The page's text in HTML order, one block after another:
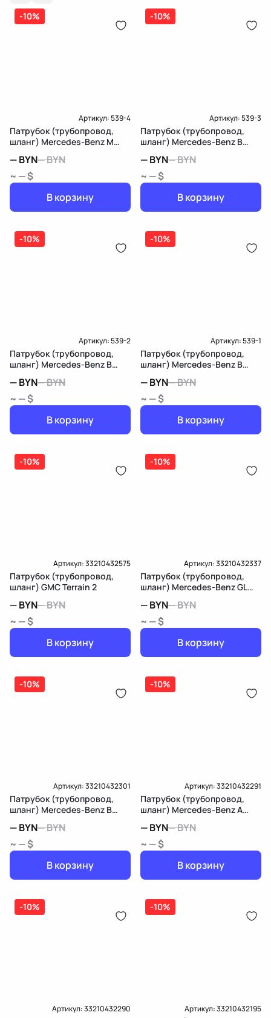
-10%
Артикул:539-4
Патрубок (трубопровод,
шланг) Mercedes-Benz M
—BYN—BYN
~ — $
В корзину
-10%
Артикул:539-3
Патрубок (трубопровод,
шланг) Mercedes-Benz B
—BYN—BYN
~ — $
В корзину
-10%
Артикул:539-2
Патрубок (трубопровод,
шланг) Mercedes-Benz B
—BYN—BYN
~ — $
В корзину
-10%
Артикул:539-1
Патрубок (трубопровод,
шланг) Mercedes-Benz B
—BYN—BYN
~ — $
В корзину
-10%
Артикул:33210432575
Патрубок (трубопровод,
шланг) GMC Terrain 2
—BYN—BYN
~ — $
В корзину
-10%
Артикул:33210432337
Патрубок (трубопровод,
шланг) Mercedes-Benz GL
—BYN—BYN
~ — $
В корзину
-10%
Артикул:33210432301
Патрубок (трубопровод,
шланг) Mercedes-Benz B
—BYN—BYN
~ — $
В корзину
-10%
Артикул:33210432291
Патрубок (трубопровод,
шланг) Mercedes-Benz A
—BYN—BYN
~ — $
В корзину
-10%
Артикул:33210432290
-10%
Артикул:33210432195